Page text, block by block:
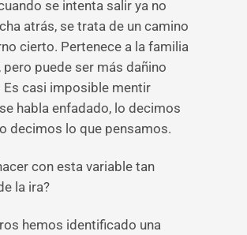
se intenta salir ya no
atrás, se trata de un camino
cierto. Pertenece a la familia
pero puede ser más dañino
Es casi imposible mentir
habla enfadado, lo decimos
decimos lo que pensamos.
con esta variable tan
la ira?
hemos identificado una